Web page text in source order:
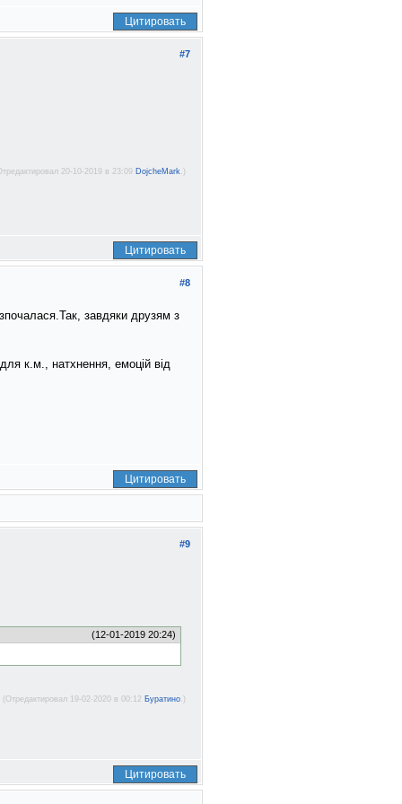
Цитировать
#7
20-10-2019 в 23:09 DojcheMark .)
Цитировать
#8
завдяки друзям з
к.м., натхнення, емоцій від
Цитировать
#9
(12-01-2019 20:24)
(Отредактировал 19-02-2020 в 00:12 Буратино.)
Цитировать